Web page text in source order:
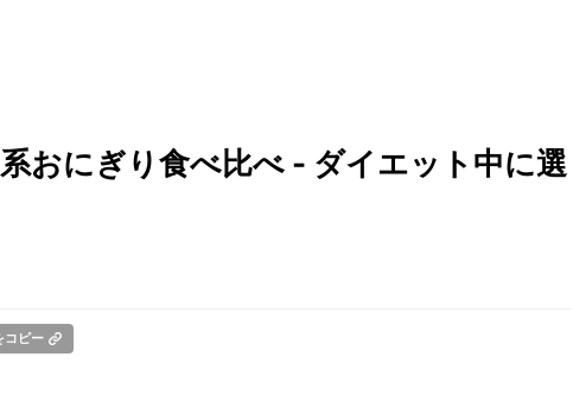
おにぎり食べ比べ - ダイエット中に選
コピー